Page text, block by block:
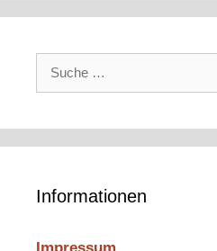
Informationen
Impressum